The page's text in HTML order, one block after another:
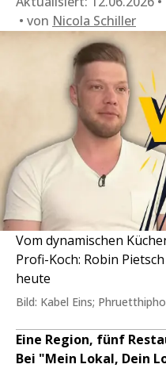
von Nicola Schiller
Vom dynamischen
Profi-Koch: Robin
heute
Bild: Kabel Eins;
Eine Region, fünf
Bei "Mein Lokal, Dein